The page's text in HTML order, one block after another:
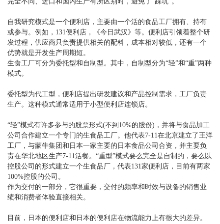
自我研究模式是一个便利店，主要由一个活的食品工厂拥有、持有
或参与。例如，131便利店，《今日武汉》等。便利店引领着整个研
发过程，供应商只负责提供相关的配料，成本相对较低，还有一个
优势就是开发生产周期短。
生食工厂可分为委托型和自制型。其中，自制型分为“轻”和“重”两种
模式。
委托型为代工型，便利店提出研发建议和产品控制需求，工厂负责
生产。这种模式通常适用于小型便利店连锁店。
“轻”模式有许多参与的股票形式(不到10%的股份)，并将与食品加工
公司合作建立一个专门的生食品工厂。他代表7-11在北京建立了王洋
工厂，与蒙牛集团和日本一家主要的日本食品公司合资，并主要负
责在华北地区生产7-11活餐。“重型”模式要么完全是自制的，要么以
控股公司的形式建立一个生食品厂，代表131家便利店，目前有两家
100%控股的公司。
作为交付的一部分，它很重要，交付的频率和时效与设备的销售业
绩和消费者体验直接相关。
目前，日本的便利店和日本的便利店在物流能力上有很大的差异。